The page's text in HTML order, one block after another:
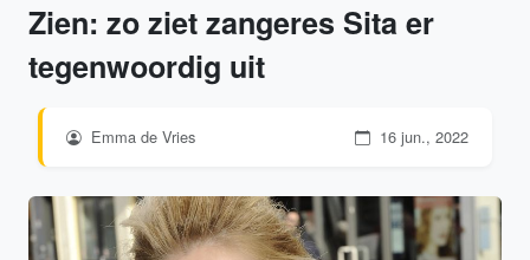
Zien: zo ziet zangeres Sita er
tegenwoordig uit
Emma de Vries 16 jun., 2022